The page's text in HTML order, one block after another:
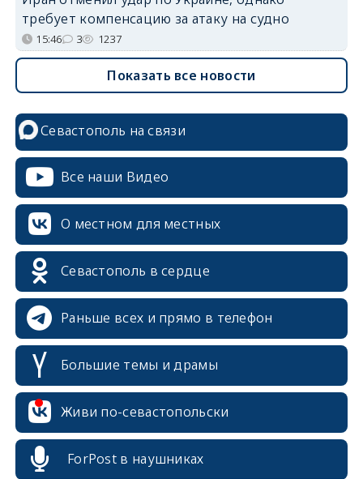
требует компенсацию за атаку на судно
15:46 3 1237
Показать все новости
Севастополь на связи
Все наши Видео
О местном для местных
Севастополь в сердце
Раньше всех и прямо в телефон
Большие темы и драмы
Живи по-севастопольски
ForPost в наушниках
erid: 2SDnjcrDNw6